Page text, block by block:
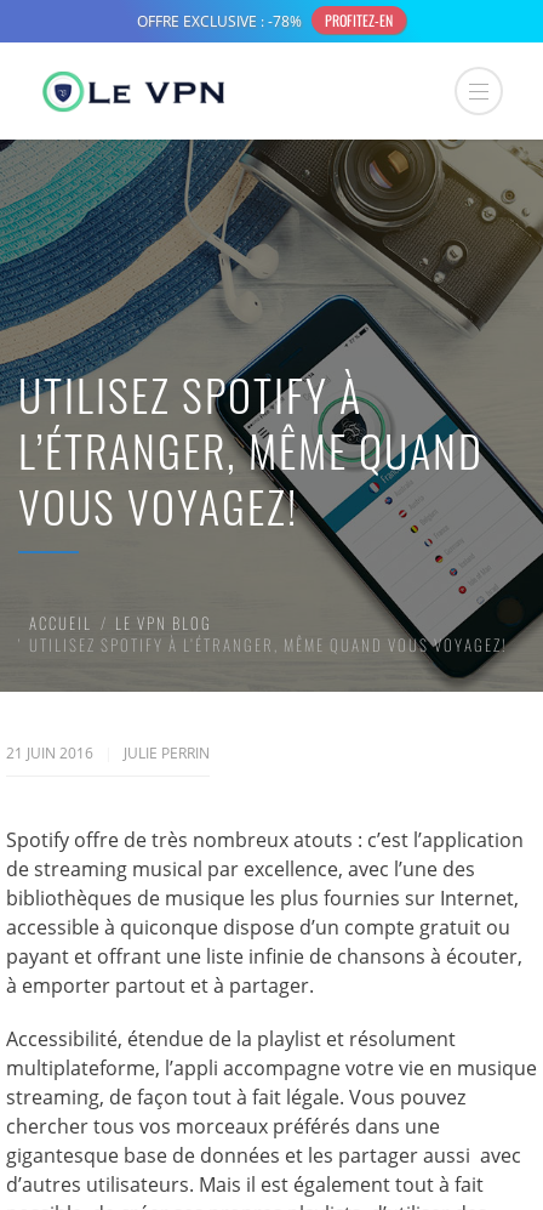
UTILISEZ SPOTIFY À
L’ÉTRANGER, MÊME QUAND
VOUS VOYAGEZ!
ACCUEIL
LE VPN BLOG
UTILISEZ SPOTIFY À L’ÉTRANGER, MÊME QUAND VOUS VOYAGEZ!
21 JUIN 2016 JULIE PERRIN
Spotify offre de très nombreux atouts : c’est l’application
de streaming musical par excellence, avec l’une des
bibliothèques de musique les plus fournies sur Internet,
accessible à quiconque dispose d’un compte gratuit ou
payant et offrant une liste infinie de chansons à écouter,
à emporter partout et à partager.
Accessibilité, étendue de la playlist et résolument
multiplateforme, l’appli accompagne votre vie en musique
streaming, de façon tout à fait légale. Vous pouvez
chercher tous vos morceaux préférés dans une
gigantesque base de données et les partager aussi avec
d’autres utilisateurs. Mais il est également tout à fait